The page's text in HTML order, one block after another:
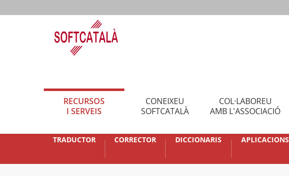
RECURSOS
I SERVEIS
CONEIXEU
SOFTCATALÀ
COL·LABOREU
AMB L'ASSOCIACIÓ
TRADUCTOR CORRECTOR DICCIONARIS APLICACIONS